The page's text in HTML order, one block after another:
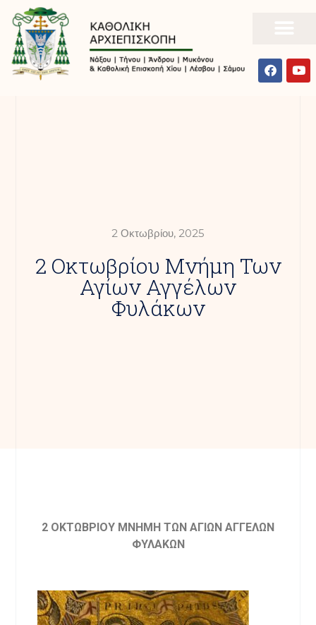
2 Οκτωβρίου, 2025
2 Οκτωβρίου Μνήμη Των
Αγίων Αγγέλων
Φυλάκων
2 ΟΚΤΩΒΡΙΟΥ ΜΝΗΜΗ ΤΩΝ ΑΓΙΩΝ ΑΓΓΕΛΩΝ
ΦΥΛΑΚΩΝ